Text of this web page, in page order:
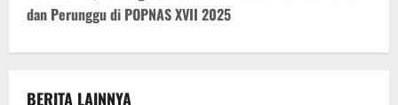
n
dan Perunggu di POPNAS XVII 2025
BERITA LAINNYA